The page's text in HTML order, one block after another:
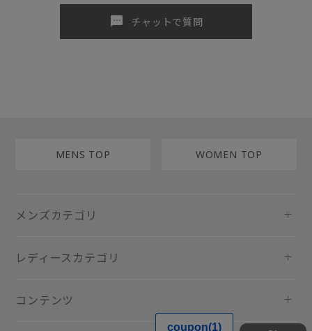
sms チャットで質問
MENS TOP WOMEN TOP
メンズカテゴリ
レディースカテゴリ
コンテンツ